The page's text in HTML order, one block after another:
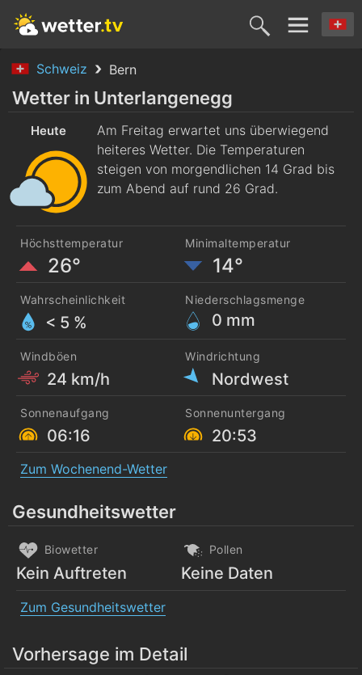
Schweiz Bern
Heute
7. Aug.
Morgen
8. Aug.
Sonntag
9. Aug. 10. Aug. 11. Aug.
Wetter in Unterlangenegg
Heute
Am Freitag erwartet uns überwiegend
heiteres Wetter. Die Temperaturen
steigen von morgendlichen 14 Grad bis
zum Abend auf rund 26 Grad.
Höchsttemperatur
26°
Minimaltemperatur
14°
Wahrscheinlichkeit
< 5 %
Niederschlagsmenge
0 mm
Windböen
24 km/h
Windrichtung
Nordwest
Sonnenaufgang
06:16
Sonnenuntergang
20:53
Zum Wochenend-Wetter
Gesundheitswetter
Biowetter
Kein Auftreten
Pollen
Keine Daten
Zum Gesundheitswetter
Vorhersage im Detail